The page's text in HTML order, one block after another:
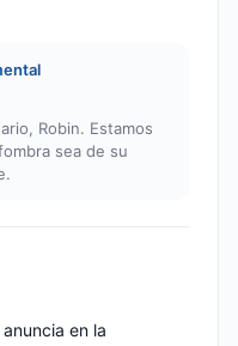
Robin. Estamos
sea de su
en la